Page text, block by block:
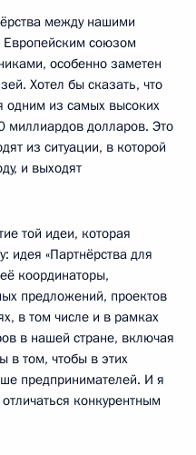
между нашими
Европейским союзом
особенно заметен
Хотел бы сказать, что
одним из самых высоких
миллиардов долларов. Это
из ситуации, в которой
и выходят
той идеи, которая
идея «Партнёрства для
координаторы,
предложений, проектов
в том числе и в рамках
в нашей стране, включая
в том, чтобы в этих
предпринимателей. И я
конкурентным